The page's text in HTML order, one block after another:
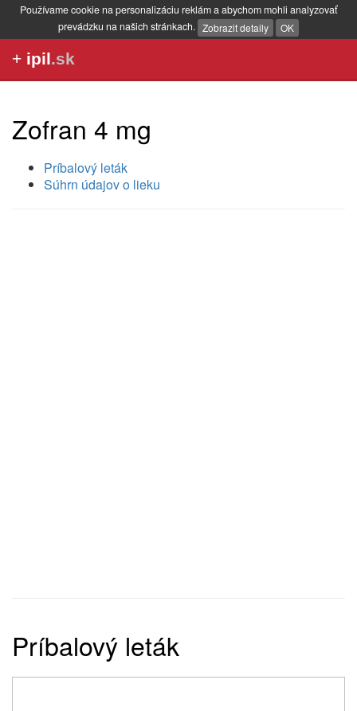
Používame cookie na personalizáciu reklám a abychom mohli analyzovať
prevádzku na našich stránkach. Zobrazit detaily OK
+ ipil.sk
Zofran 4 mg
Príbalový leták
Súhrn údajov o lieku
Príbalový leták